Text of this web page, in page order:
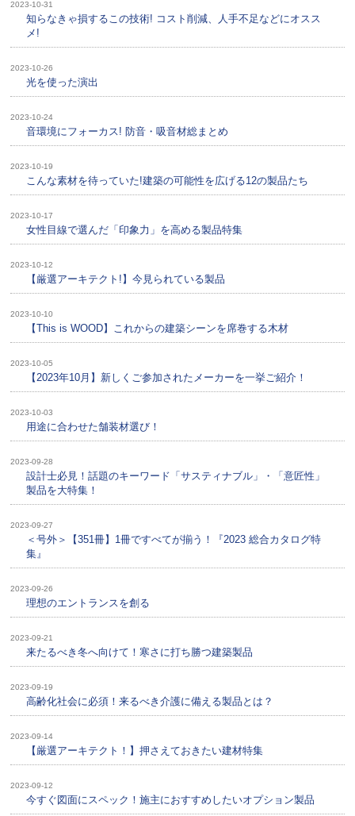
2023-10-31
知らなきゃ損するこの技術! コスト削減、人手不足などにオスス
メ!
2023-10-26
光を使った演出
2023-10-24
音環境にフォーカス! 防音・吸音材総まとめ
2023-10-19
こんな素材を待っていた!建築の可能性を広げる12の製品たち
2023-10-17
女性目線で選んだ「印象力」を高める製品特集
2023-10-12
【厳選アーキテクト!】今見られている製品
2023-10-10
【This is WOOD】これからの建築シーンを席巻する木材
2023-10-05
【2023年10月】新しくご参加されたメーカーを一挙ご紹介！
2023-10-03
用途に合わせた舗装材選び！
2023-09-28
設計士必見！話題のキーワード「サスティナブル」・「意匠性」
製品を大特集！
2023-09-27
＜号外＞【351冊】1冊ですべてが揃う！『2023 総合カタログ特
集』
2023-09-26
理想のエントランスを創る
2023-09-21
来たるべき冬へ向けて！寒さに打ち勝つ建築製品
2023-09-19
高齢化社会に必須！来るべき介護に備える製品とは？
2023-09-14
【厳選アーキテクト！】押さえておきたい建材特集
2023-09-12
今すぐ図面にスペック！施主におすすめしたいオプション製品